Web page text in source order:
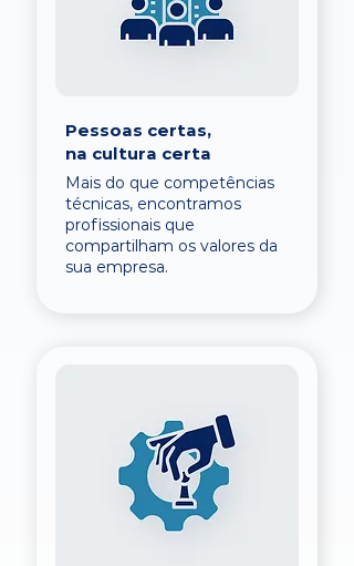
Pessoas certas,
na cultura certa
Mais do que competências
técnicas, encontramos
profissionais que
compartilham os valores da
sua empresa.